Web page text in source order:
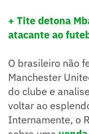
+ Tite detona
atacante ao
O brasileiro não
Manchester
do clube e
voltar ao
Internamente, o